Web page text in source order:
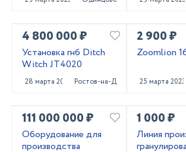
4 800 000 ₽
Установка гнб Ditch
Witch JT4020
28 марта 2023 Ростов-на-Дону
2 900 ₽
Zoomlion
25 марта 2023
111 000 000 ₽
Оборудование для
производства
1 000 ₽
Линия